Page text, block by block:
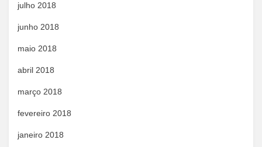
julho 2018
junho 2018
maio 2018
abril 2018
março 2018
fevereiro 2018
janeiro 2018